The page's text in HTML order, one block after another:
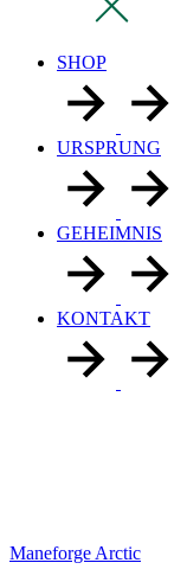
SHOP
URSPRUNG
GEHEIMNIS
KONTAKT
Maneforge Arctic